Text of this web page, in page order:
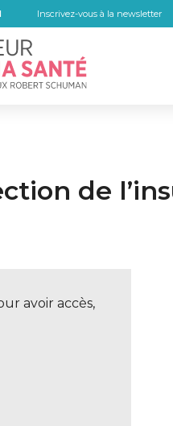
Inscrivez-vous à la newsletter
de ma santé, by
de
avoir accès,